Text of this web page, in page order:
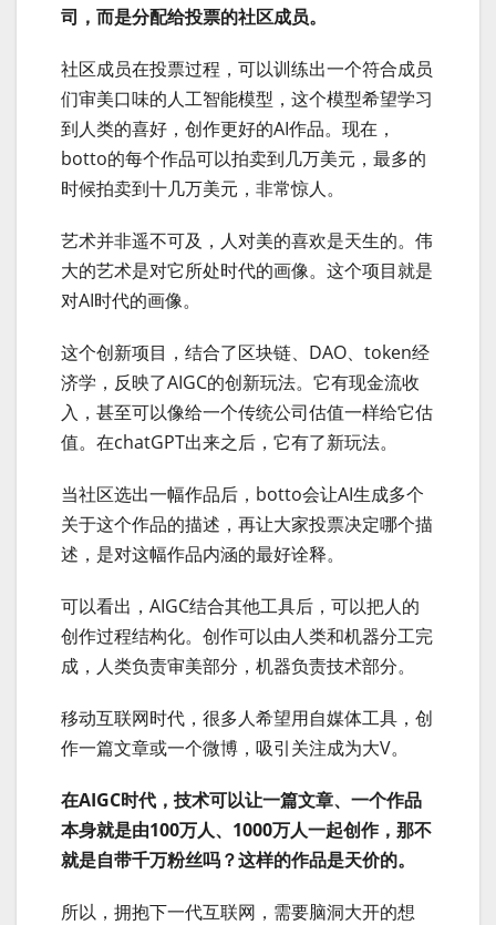
司，而是分配给投票的社区成员。
社区成员在投票过程，可以训练出一个符合成员
们审美口味的人工智能模型，这个模型希望学习
到人类的喜好，创作更好的AI作品。现在，
botto的每个作品可以拍卖到几万美元，最多的
时候拍卖到十几万美元，非常惊人。
艺术并非遥不可及，人对美的喜欢是天生的。伟
大的艺术是对它所处时代的画像。这个项目就是
对AI时代的画像。
这个创新项目，结合了区块链、DAO、token经
济学，反映了AIGC的创新玩法。它有现金流收
入，甚至可以像给一个传统公司估值一样给它估
值。在chatGPT出来之后，它有了新玩法。
当社区选出一幅作品后，botto会让AI生成多个
关于这个作品的描述，再让大家投票决定哪个描
述，是对这幅作品内涵的最好诠释。
可以看出，AIGC结合其他工具后，可以把人的
创作过程结构化。创作可以由人类和机器分工完
成，人类负责审美部分，机器负责技术部分。
移动互联网时代，很多人希望用自媒体工具，创
作一篇文章或一个微博，吸引关注成为大V。
在AIGC时代，技术可以让一篇文章、一个作品
本身就是由100万人、1000万人一起创作，那不
就是自带千万粉丝吗？这样的作品是天价的。
所以，拥抱下一代互联网，需要脑洞大开的想